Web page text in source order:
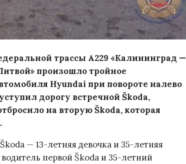
трассы А229 «Калининград —
произошло тройное
Hyundai при повороте налево
дорогу встречной Škoda,
на вторую Škoda, которая
— 13-летняя девочка и 35-летняя
первой Škoda и 35-летний